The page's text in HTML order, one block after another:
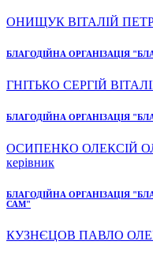
ОНИЩУК ВІТАЛІЙ
БЛАГОДІЙНА ОРГАНІЗАЦІЯ
ГНІТЬКО СЕРГІЙ
БЛАГОДІЙНА ОРГАНІЗАЦІЯ
ОСИПЕНКО ОЛЕКСІЙ
керівник
БЛАГОДІЙНА ОРГАНІЗАЦІЯ
САМ"
КУЗНЄЦОВ ПАВЛО